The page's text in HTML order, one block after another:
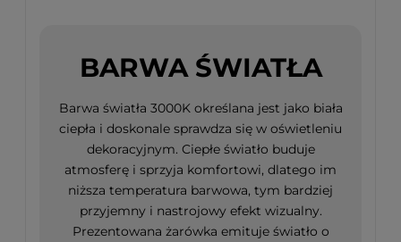
BARWA ŚWIATŁA
Barwa światła 3000K określana jest jako biała
ciepła i doskonale sprawdza się w oświetleniu
dekoracyjnym. Ciepłe światło buduje
atmosferę i sprzyja komfortowi, dlatego im
niższa temperatura barwowa, tym bardziej
przyjemny i nastrojowy efekt wizualny.
Prezentowana żarówka emituje światło o